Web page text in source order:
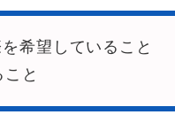
希望していること
と